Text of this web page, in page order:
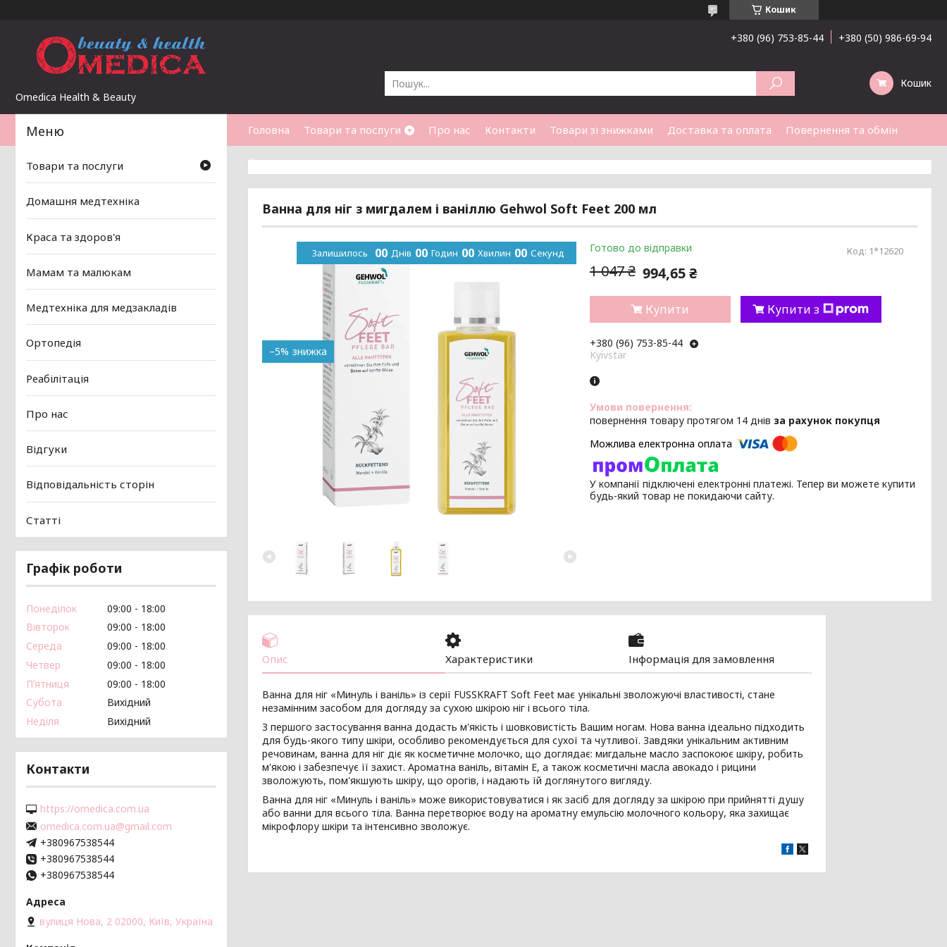
Кошик
Omedica Health & Beauty
+380 (96) 753-85-44 +380 (50) 986-69-94
Кошик
Головна Товари та послуги Про нас Контакти Товари зі знижками Доставка та оплата Повернення та обмін
Статті
Ванна для ніг з мигдалем і ваніллю Gehwol Soft Feet 200 мл
–5%
Залишилось 00 Днів 00 Годин 00 Хвилин 00 Секунд Готово до відправки Код: 1*12620
1 047 ₴ 994,65 ₴
Купити Купити з
+380 (96) 753-85-44
Kyivstar
повернення товару протягом 14 днів за рахунок покупця
У компанії підключені електронні платежі. Тепер ви можете купити
будь-який товар не покидаючи сайту.
Опис Характеристики Інформація для замовлення
Ванна для ніг «Минуль і ваніль» із серії FUSSKRAFT Soft Feet має унікальні зволожуючі властивості, стане
незамінним засобом для догляду за сухою шкірою ніг і всього тіла.
З першого застосування ванна додасть м'якість і шовковистість Вашим ногам. Нова ванна ідеально підходить
для будь-якого типу шкіри, особливо рекомендується для сухої та чутливої. Завдяки унікальним активним
речовинам, ванна для ніг діє як косметичне молочко, що доглядає: мигдальне масло заспокоює шкіру, робить
м'якою і забезпечує її захист. Ароматна ваніль, вітамін E, а також косметичні масла авокадо і рицини
зволожують, пом'якшують шкіру, що орогів, і надають їй доглянутого вигляду.
Ванна для ніг «Минуль і ваніль» може використовуватися і як засіб для догляду за шкірою при прийнятті душу
або ванни для всього тіла. Ванна перетворює воду на ароматну емульсію молочного кольору, яка захищає
мікрофлору шкіри та інтенсивно зволожує.
Товари та послуги
Домашня медтехніка
Краса та здоров'я
Мамам та малюкам
Медтехніка для медзакладів
Ортопедія
Реабілітація
Про нас
Відгуки
Відповідальність сторін
Статті
Графік роботи
Понеділок 09:00
18:00
Вівторок
09:00
18:00
Середа
09:00
18:00
Четвер
09:00
18:00
Пʼятниця
09:00
18:00
Субота
Вихідний
Неділя
Вихідний
Контакти
https://omedica.com.ua
omedica.com.ua@gmail.com
+380967538544
+380967538544
+380967538544
вулиця Нова, 2 02000, Київ, Україна